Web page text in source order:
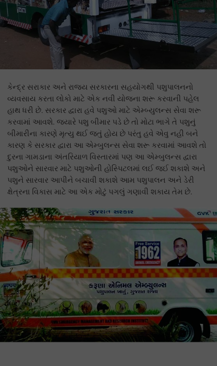
કેન્દ્ર સરાકાર અને રાજ્ય સરકારના સહયોગથી પશુપાલનનો
વ્યવસાય કરતા લોકો માટે એક નવી યોજના શરૂ કરવાની પહેલ
હાથ ધરી છે. સરકાર દ્વારા હવે પશુઓ માટે એમ્બ્યુલન્સ સેવા શરૂ
કરવામાં આવશે. જ્યારે પશુ બીમાર પડે છે તો મોટા ભાગે તે પશુનું
બીમારીના કારણે મૃત્યુ થઈ જતું હોય છે પરંતુ હવે એવુ નહી બને
કારણ કે સરકાર દ્વારા આ એમ્બુલન્સ સેવા શરૂ કરવામાં આવશે તો
દુરના ગામડાના અંતરિયાળ વિસ્તારમાં પણ આ એમ્બુલન્સ દ્વારા
પશુઓને સારવાર માટે પશુઓની હોસ્પિટલમાં લઈ જઈ શકાશે અને
પશુને સારવાર આપીને બચાવી શકાશે આમ પશુપાલન અને ડેરી
ક્ષેત્રના વિકાસ માટે આ એક મોટું પગલું ગણાવી શકાય તેમ છે.